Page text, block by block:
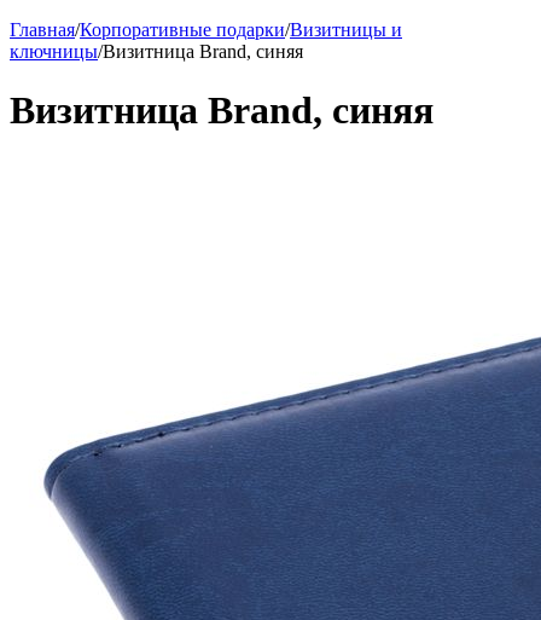
Главная/Корпоративные подарки/Визитницы и
ключницы/Визитница Brand, синяя
Визитница Brand, синяя